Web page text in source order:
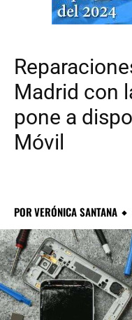
Madrid con
pone a
Móvil
PORVERÓNICA SANTANA